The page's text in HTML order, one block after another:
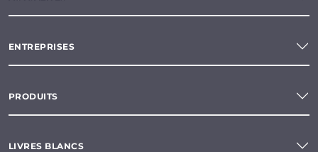
ENTREPRISES
PRODUITS
LIVRES BLANCS